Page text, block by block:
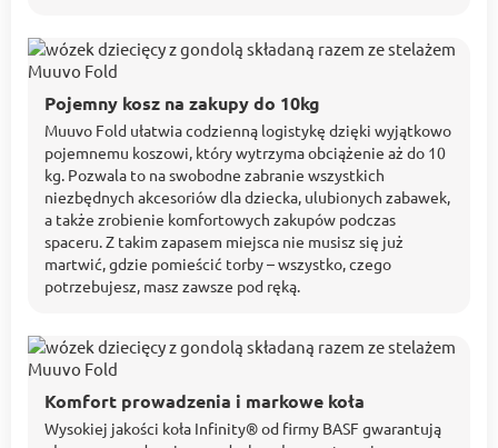
Pojemny kosz na zakupy do 10kg
Muuvo Fold ułatwia codzienną logistykę dzięki wyjątkowo
pojemnemu koszowi, który wytrzyma obciążenie aż do 10
kg. Pozwala to na swobodne zabranie wszystkich
niezbędnych akcesoriów dla dziecka, ulubionych zabawek,
a także zrobienie komfortowych zakupów podczas
spaceru. Z takim zapasem miejsca nie musisz się już
martwić, gdzie pomieścić torby – wszystko, czego
potrzebujesz, masz zawsze pod ręką.
Komfort prowadzenia i markowe koła
Wysokiej jakości koła Infinity® od firmy BASF gwarantują